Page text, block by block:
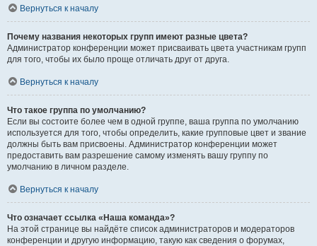
Вернуться к началу
Почему названия некоторых групп имеют разные цвета?
Администратор конференции может присваивать цвета участникам групп
для того, чтобы их было проще отличать друг от друга.
Вернуться к началу
Что такое группа по умолчанию?
Если вы состоите более чем в одной группе, ваша группа по умолчанию
используется для того, чтобы определить, какие групповые цвет и звание
должны быть вам присвоены. Администратор конференции может
предоставить вам разрешение самому изменять вашу группу по
умолчанию в личном разделе.
Вернуться к началу
Что означает ссылка «Наша команда»?
На этой странице вы найдёте список администраторов и модераторов
конференции и другую информацию, такую как сведения о форумах,